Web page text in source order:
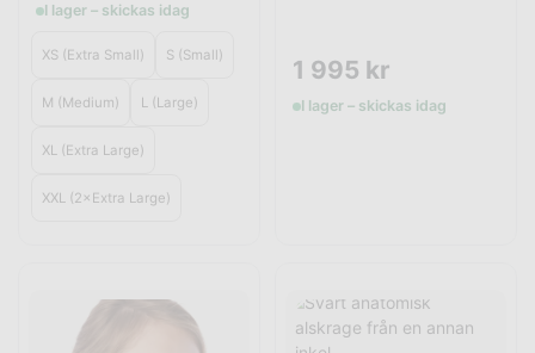
I lager – skickas idag
XS (Extra Small) S (Small)
M (Medium) L (Large)
XL (Extra Large)
XXL (2×Extra Large)
1 995 kr
I lager – skickas idag